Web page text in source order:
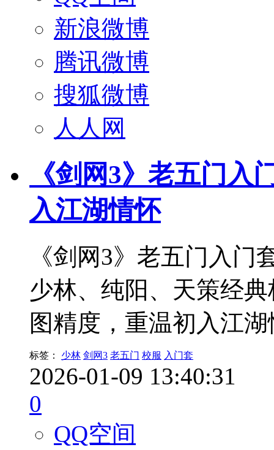
新浪微博
腾讯微博
搜狐微博
人人网
《剑网3》老五门入
入江湖情怀
《剑网3》老五门入
少林、纯阳、天策经
图精度，重温初入江
标签： 少林 剑网3 老五门 校服 入门套
2026-01-09 13:40:31
0
QQ空间